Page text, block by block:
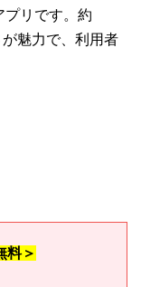
プリです。約
魅力で、利用者
料＞